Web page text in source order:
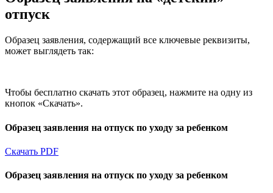
отпуск
Образец заявления, содержащий все ключевые реквизиты,
может выглядеть так:
Чтобы бесплатно скачать этот образец, нажмите на одну из
кнопок «Скачать».
Образец заявления на отпуск по уходу за ребенком
Скачать PDF
Образец заявления на отпуск по уходу за ребенком